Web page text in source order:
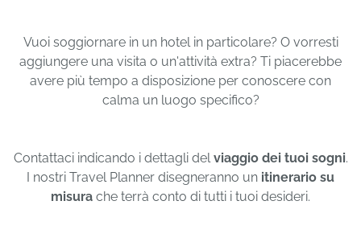
Vuoi soggiornare in un hotel in particolare? O vorresti
aggiungere una visita o un'attività extra? Ti piacerebbe
avere più tempo a disposizione per conoscere con
calma un luogo specifico?
Contattaci indicando i dettagli delviaggio dei tuoi sogni.
I nostri Travel Planner disegneranno un itinerario su
misura che terrà conto di tutti i tuoi desideri.